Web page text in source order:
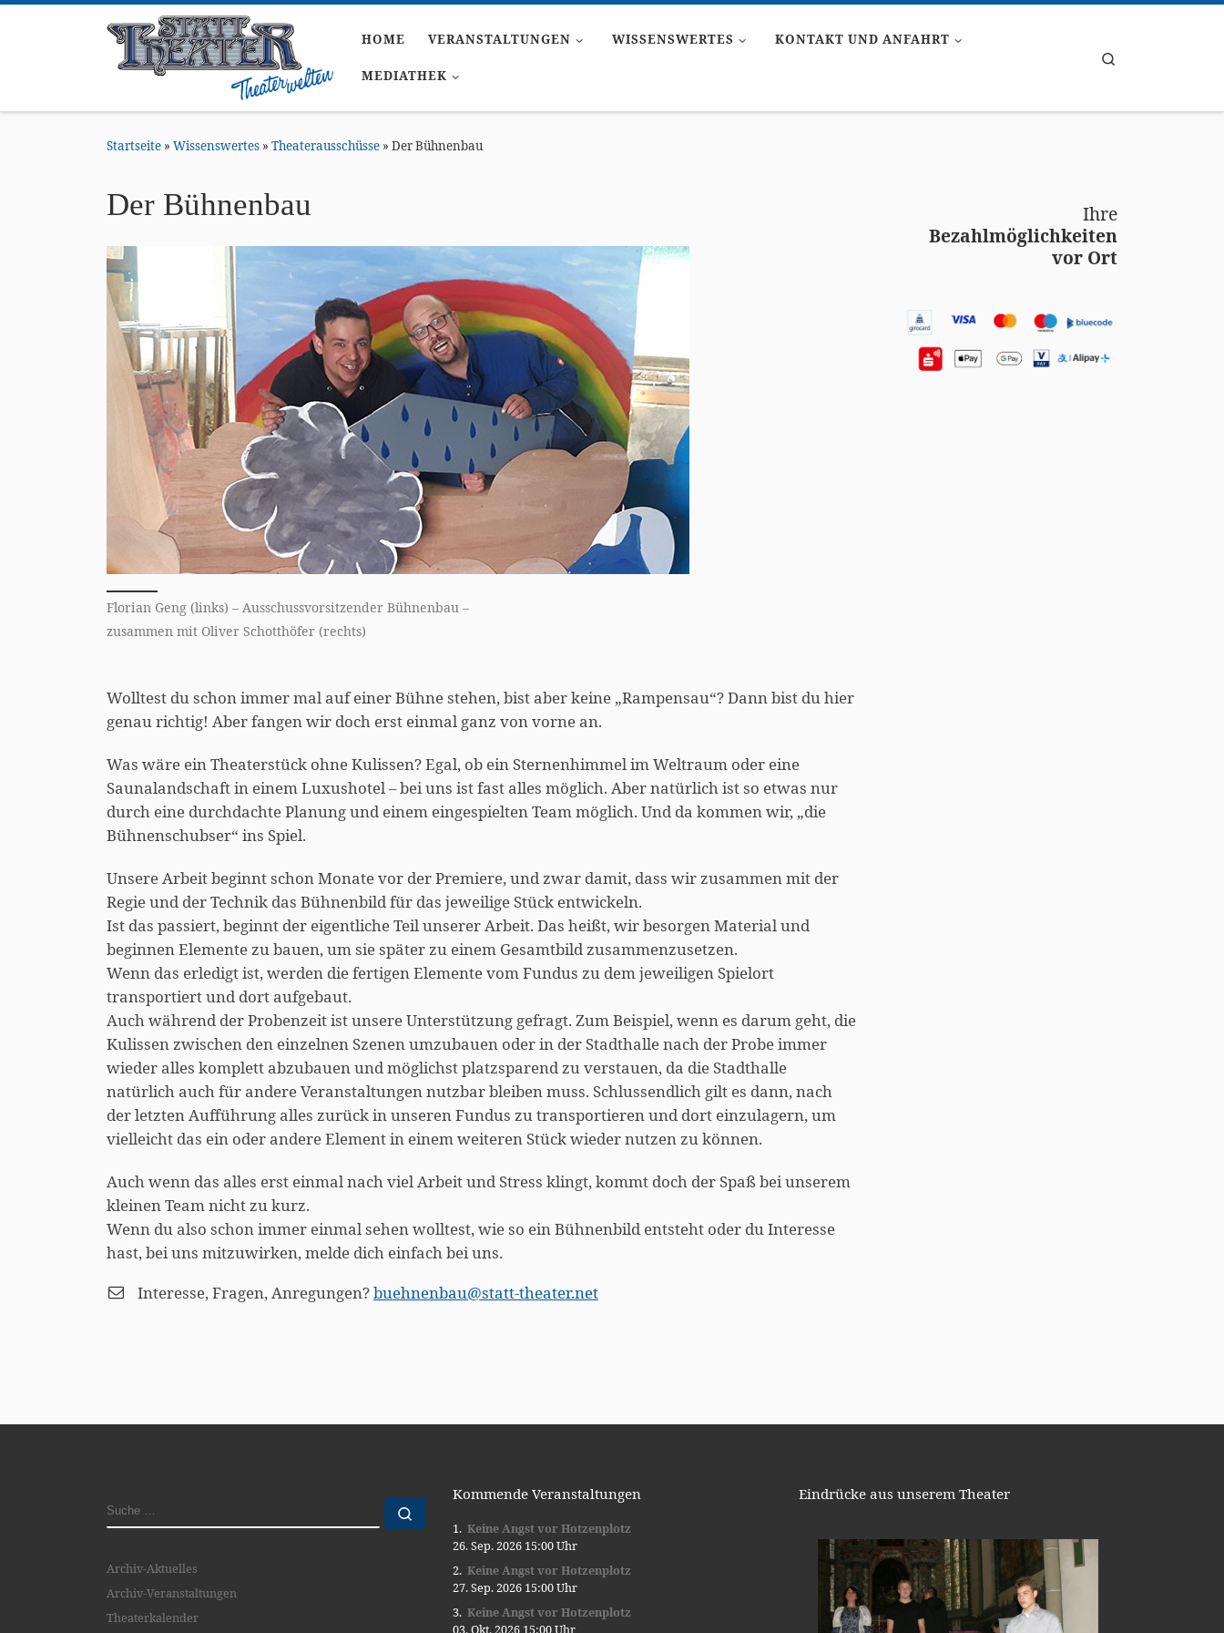
Zum Inhalt springen
HOME VERANSTALTUNGEN WISSENSWERTES KONTAKT UND ANFAHRT
MEDIATHEK
Startseite » Wissenswertes » Theaterausschüsse » Der Bühnenbau
Der Bühnenbau
Florian Geng (links) – Ausschussvorsitzender Bühnenbau –
zusammen mit Oliver Schotthöfer (rechts)
Wolltest du schon immer mal auf einer Bühne stehen, bist aber keine „Rampensau“? Dann bist du hier
genau richtig! Aber fangen wir doch erst einmal ganz von vorne an.
Was wäre ein Theaterstück ohne Kulissen? Egal, ob ein Sternenhimmel im Weltraum oder eine
Saunalandschaft in einem Luxushotel – bei uns ist fast alles möglich. Aber natürlich ist so etwas nur
durch eine durchdachte Planung und einem eingespielten Team möglich. Und da kommen wir, „die
Bühnenschubser“ ins Spiel.
Unsere Arbeit beginnt schon Monate vor der Premiere, und zwar damit, dass wir zusammen mit der
Regie und der Technik das Bühnenbild für das jeweilige Stück entwickeln.
Ist das passiert, beginnt der eigentliche Teil unserer Arbeit. Das heißt, wir besorgen Material und
beginnen Elemente zu bauen, um sie später zu einem Gesamtbild zusammenzusetzen.
Wenn das erledigt ist, werden die fertigen Elemente vom Fundus zu dem jeweiligen Spielort
transportiert und dort aufgebaut.
Auch während der Probenzeit ist unsere Unterstützung gefragt. Zum Beispiel, wenn es darum geht, die
Kulissen zwischen den einzelnen Szenen umzubauen oder in der Stadthalle nach der Probe immer
wieder alles komplett abzubauen und möglichst platzsparend zu verstauen, da die Stadthalle
natürlich auch für andere Veranstaltungen nutzbar bleiben muss. Schlussendlich gilt es dann, nach
der letzten Aufführung alles zurück in unseren Fundus zu transportieren und dort einzulagern, um
vielleicht das ein oder andere Element in einem weiteren Stück wieder nutzen zu können.
Auch wenn das alles erst einmal nach viel Arbeit und Stress klingt, kommt doch der Spaß bei unserem
kleinen Team nicht zu kurz.
Wenn du also schon immer einmal sehen wolltest, wie so ein Bühnenbild entsteht oder du Interesse
hast, bei uns mitzuwirken, melde dich einfach bei uns.
Interesse, Fragen, Anregungen?buehnenbau@statt-theater.net
Ihre
Bezahlmöglichkeiten
vor Ort
SUCHE
Archiv-Aktuelles
Archiv-Veranstaltungen
Theaterkalender
Kommende Veranstaltungen
Keine Angst vor Hotzenplotz
26. Sep. 2026 15:00 Uhr
Keine Angst vor Hotzenplotz
27. Sep. 2026 15:00 Uhr
Keine Angst vor Hotzenplotz
03. Okt. 2026 15:00 Uhr
Eindrücke aus unserem Theater